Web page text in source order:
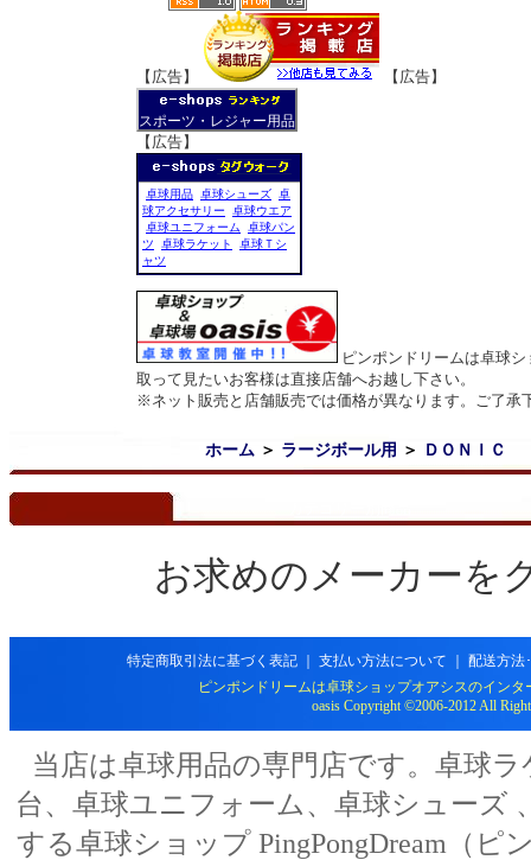
【広告】 【広告】
スポーツ・レジャー用品
【広告】
卓球用品 卓球シューズ 卓
球アクセサリー
卓球ウエア
卓球ユニフォーム
卓球パン
ツ
卓球ラケット
卓球Ｔシ
ャツ
ピンポンドリームは卓球
取って見たいお客様は直接店舗へお越し下さい。
※ネット販売と店舗販売では価格が異なります。ご了承
ホーム＞ ラージボール用 ＞ ＤＯＮＩＣ
お求めのメーカーを
特定商取引法に基づく表記 支払い方法について
配送方法
ピンポンドリームは卓球ショップオアシスのイン
oasis Copyright ©2006-2012 All
当店は卓球用品の専門店です。卓球
台、卓球ユニフォーム、卓球シューズ
する卓球ショップ PingPongDream（ピ